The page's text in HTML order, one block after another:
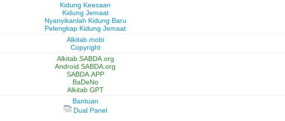
Kidung Keesaan
Kidung Jemaat
Nyanyikanlah Kidung Baru
Pelengkap Kidung Jemaat
Alkitab.mobi
Copyright
Alkitab.SABDA.org
Android.SABDA.org
SABDA.APP
BaDeNo
Alkitab GPT
Bantuan
Dual Panel